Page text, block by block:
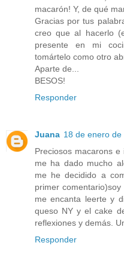
macarón! Y, de qué
Gracias por tus
creo que al hacerlo
presente en mi
tomártelo como otro
Aparte de...
BESOS!
Responder
Juana 18 de enero
Preciosos macarons e
me ha dado mucho
me he decidido a
primer
me encanta leerte y
queso NY y el cake
reflexiones y demás.
Responder